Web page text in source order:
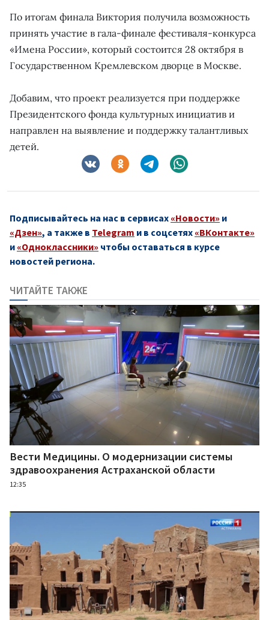
По итогам финала Виктория получила возможность
принять участие в гала-финале фестиваля-конкурса
«Имена России», который состоится 28 октября в
Государственном Кремлевском дворце в Москве.
Добавим, что проект реализуется при поддержке
Президентского фонда культурных инициатив и
направлен на выявление и поддержку талантливых
детей.
Подписывайтесь на нас в сервисах «Новости» и
«Дзен», а также в Telegram и в соцсетях «ВКонтакте»
и «Одноклассники» чтобы оставаться в курсе
новостей региона.
ЧИТАЙТЕ ТАКЖЕ
Вести Медицины. О модернизации системы
здравоохранения Астраханской области
12:35